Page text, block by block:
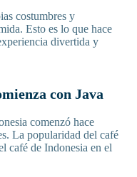
costumbres y
Esto es lo que hace
divertida y
con Java
comenzó hace
La popularidad del café
café de Indonesia en el